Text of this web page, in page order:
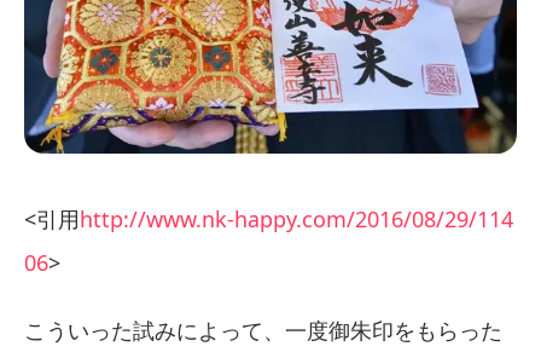
<引用http://www.nk-happy.com/2016/08/29/114
06>
こういった試みによって、一度御朱印をもらった